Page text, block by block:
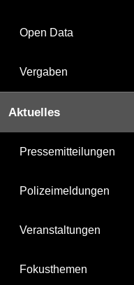
Open Data
Vergaben
Aktuelles
Pressemitteilungen
Polizeimeldungen
Veranstaltungen
Fokusthemen